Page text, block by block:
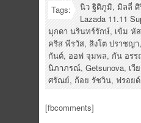
Tags: นิว ฐิติภูมิ, มิลลี่
Lazada 11.11
มุกดา นรินทร์รักษ์, เข้ม หั
คริส พีรวัส, สิงโต ปราชญา,
กันต์, ออฟ จุมพล, กัน อร
นิภาภรณ์, Getsunova, เวี
ศรัณย์, ก้อย รัชวิน, ฟรอย
[fbcomments]